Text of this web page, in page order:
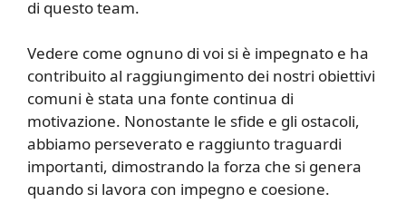
di questo team.
Vedere come ognuno di voi si è impegnato e ha
contribuito al raggiungimento dei nostri obiettivi
comuni è stata una fonte continua di
motivazione. Nonostante le sfide e gli ostacoli,
abbiamo perseverato e raggiunto traguardi
importanti, dimostrando la forza che si genera
quando si lavora con impegno e coesione.